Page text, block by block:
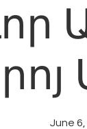
June